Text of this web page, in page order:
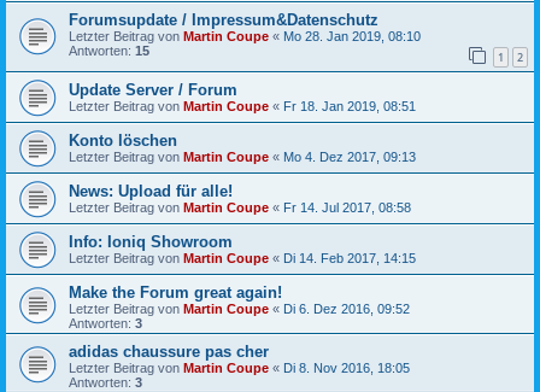
Forumsupdate / Impressum&Datenschutz
Letzter Beitrag von Martin Coupe « Mo 28. Jan 2019, 08:10
Antworten: 15 1 2
Update Server / Forum
Letzter Beitrag von Martin Coupe « Fr 18. Jan 2019, 08:51
Konto löschen
Letzter Beitrag von Martin Coupe « Mo 4. Dez 2017, 09:13
News: Upload für alle!
Letzter Beitrag von Martin Coupe « Fr 14. Jul 2017, 08:58
Info: Ioniq Showroom
Letzter Beitrag von Martin Coupe « Di 14. Feb 2017, 14:15
Make the Forum great again!
Letzter Beitrag von Martin Coupe « Di 6. Dez 2016, 09:52
Antworten: 3
adidas chaussure pas cher
Letzter Beitrag von Martin Coupe « Di 8. Nov 2016, 18:05
Antworten: 3